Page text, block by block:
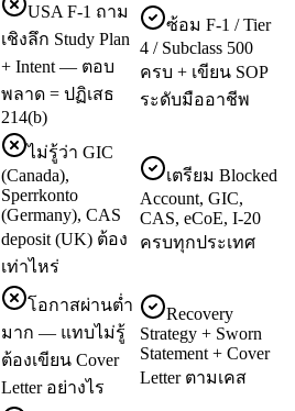
USA F-1 ถาม
เชิงลึก Study Plan
+ Intent — ตอบ
พลาด = ปฏิเสธ
214(b)
ซ้อม F-1 / Tier
4 / Subclass 500
ครบ + เขียน SOP
ระดับมืออาชีพ
ไม่รู้ว่า GIC
(Canada),
Sperrkonto
(Germany), CAS
deposit (UK) ต้อง
เท่าไหร่
เตรียม Blocked
Account, GIC,
CAS, eCoE, I-20
ครบทุกประเทศ
โอกาสผ่านต่ำ
มาก — แทบไม่รู้
ต้องเขียน Cover
Letter อย่างไร
Recovery
Strategy + Sworn
Statement + Cover
Letter ตามเคส